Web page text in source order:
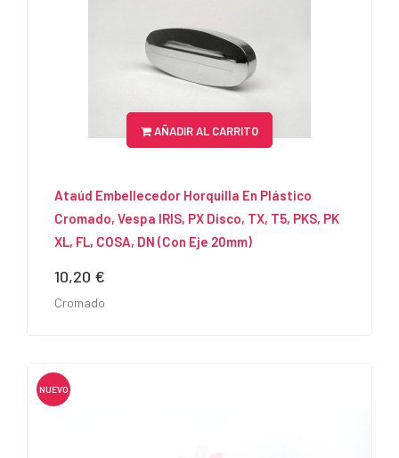
AÑADIR AL CARRITO
Ataúd Embellecedor Horquilla En Plástico
Cromado, Vespa IRIS, PX Disco, TX, T5, PKS, PK
XL, FL, COSA, DN (con Eje 20mm)
Precio
10,20 €
Cromado
NUEVO